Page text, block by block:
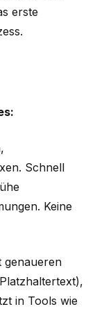
erste
Schnell
Keine
genaueren
in Tools wie